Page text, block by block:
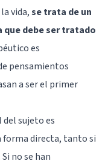
vida,se trata de un
que debe ser tratado
es
pensamientos
a ser el primer
sujeto es
forma directa, tanto si
no se han